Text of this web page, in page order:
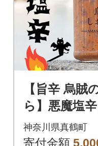
【旨辛 烏賊
ら】悪魔塩
神奈川県真鶴町
寄付金額